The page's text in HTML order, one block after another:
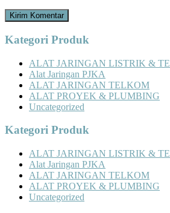
Kategori Produk
ALAT JARINGAN LISTRIK &
Alat Jaringan PJKA
ALAT JARINGAN TELKOM
ALAT PROYEK & PLUMBING
Uncategorized
Kategori Produk
ALAT JARINGAN LISTRIK &
Alat Jaringan PJKA
ALAT JARINGAN TELKOM
ALAT PROYEK & PLUMBING
Uncategorized